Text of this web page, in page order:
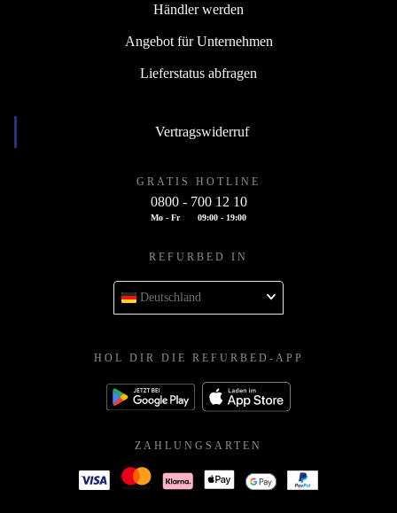
Händler werden
Angebot für Unternehmen
Lieferstatus abfragen
Vertragswiderruf
GRATIS HOTLINE
0800 - 700 12 10
Mo - Fr 09:00 - 19:00
REFURBED IN
Deutschland
HOL DIR DIE REFURBED-APP
ZAHLUNGSARTEN